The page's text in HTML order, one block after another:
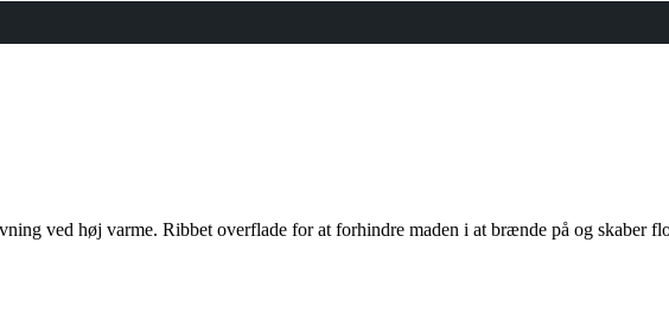
ved høj varme. Ribbet overflade for at forhindre maden i at brænde på og skaber